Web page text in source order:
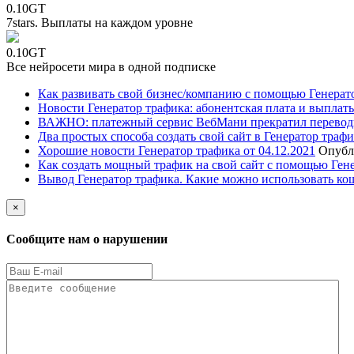
0.10GT
7stars. Выплаты на каждом уровне
0.10GT
Все нейросети мира в одной подписке
Как развивать свой бизнес/компанию с помощью
Новости Генератор трафика: абонентская плата и
ВАЖНО: платежный сервис ВебМани прекратил
Два простых способа создать свой сайт в Генератор
Хорошие новости Генератор трафика от 04.12.2021
Как создать мощный трафик на свой сайт с помощью
Вывод Генератор трафика. Какие можно использовать
×
Сообщите нам о нарушении